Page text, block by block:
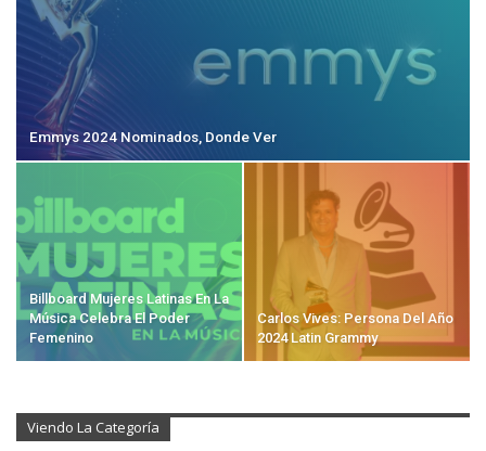
Emmys 2024 Nominados, Donde Ver
Billboard Mujeres Latinas En La
Música Celebra El Poder
Femenino
Carlos Vives: Persona Del Año
2024 Latin Grammy
Viendo La Categoría